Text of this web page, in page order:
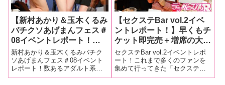
【新村あかり＆玉木くるみ
バチクソあげまんフェス＃
08イベントレポート！】
レフカダ新宿麻雀イベント
でおなじみの花狩まいがト
ークイベント初登場！ 角
オナ、手コキテクを披露！
新村あかり＆玉木くるみバチク
ソあげまんフェス＃08イベント
レポート！数あるアダルト系イ
ベントの中でも、ひときわ破天
【セクステBar vol.2イベ
ントレポート！】早くもチ
ケット即完売＋増席の大人
気イベントに成長！ お絵
描き伝言ゲーム＆サイコロ
トークで盛り上がり会場で
しか聞けない禁断トーク
セクステBar vol.2イベントレポ
ート！これまで多くのファンを
集めて行ってきた「セクステ」
が、コロナ禍で配信特化型の